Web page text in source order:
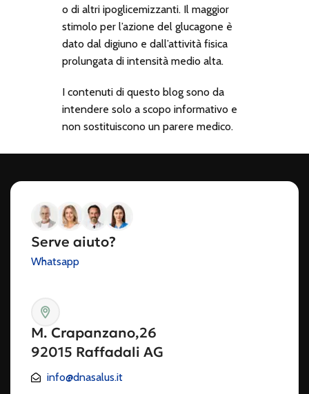
o di altri ipoglicemizzanti. Il maggior
stimolo per l’azione del glucagone è
dato dal digiuno e dall’attività fisica
prolungata di intensità medio alta.
I contenuti di questo blog sono da
intendere solo a scopo informativo e
non sostituiscono un parere medico.
Serve aiuto?
Whatsapp
M. Crapanzano,26
92015 Raffadali AG
info@dnasalus.it